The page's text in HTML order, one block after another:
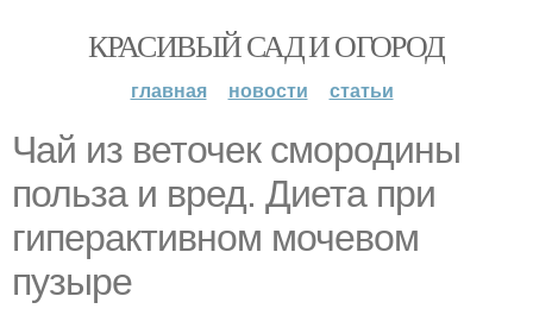
КРАСИВЫЙ САД И ОГОРОД
главная новости статьи
Чай из веточек смородины
польза и вред. Диета при
гиперактивном мочевом
пузыре